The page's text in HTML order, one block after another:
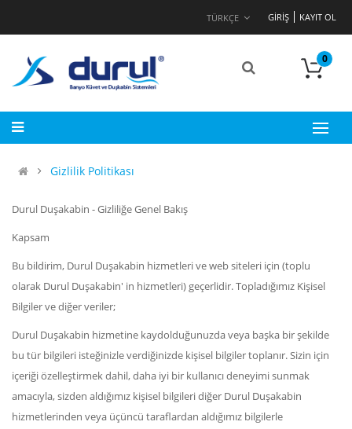
TÜRKÇE GIRIŞ KAYIT OL
0
Gizlilik Politikası
Durul Duşakabin - Gizliliğe Genel Bakış
Kapsam
Bu bildirim, Durul Duşakabin hizmetleri ve web siteleri için (toplu
olarak Durul Duşakabin' in hizmetleri) geçerlidir. Topladığımız Kişisel
Bilgiler ve diğer veriler;
Durul Duşakabin hizmetine kaydolduğunuzda veya başka bir şekilde
bu tür bilgileri isteğinizle verdiğinizde kişisel bilgiler toplanır. Sizin için
içeriği özelleştirmek dahil, daha iyi bir kullanıcı deneyimi sunmak
amacıyla, sizden aldığımız kişisel bilgileri diğer Durul Duşakabin
hizmetlerinden veya üçüncü taraflardan aldığımız bilgilerle